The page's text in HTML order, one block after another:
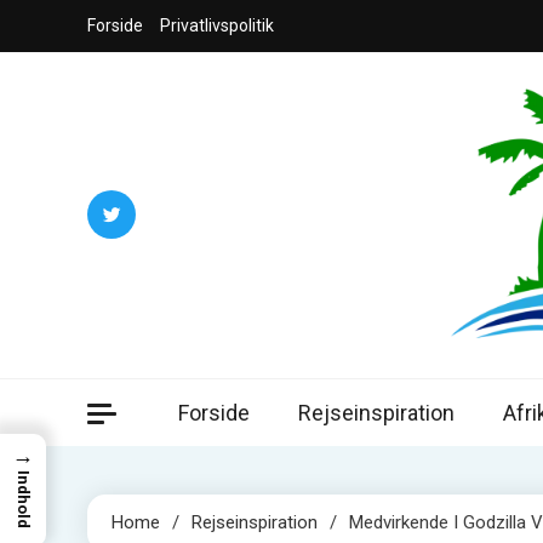
to
Forside Privatlivspolitik
Forside Rejseinspiration
Home Rejseinspiration Medvirkende I Godzilla
→
Indhold